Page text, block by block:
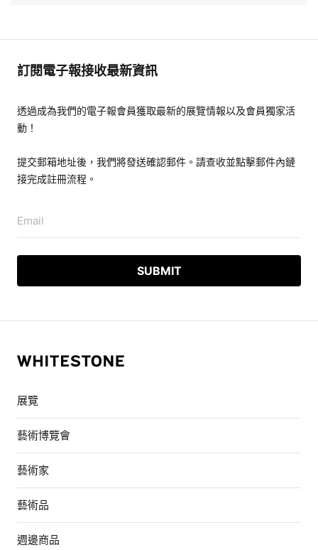
訂閱電子報接收最新資訊
透過成為我們的電子報會員獲取最新的展覽情報以及會員獨家活
動！
提交郵箱地址後，我們將發送確認郵件。請查收並點擊郵件內鏈
接完成註冊流程。
Email
展覽
藝術博覽會
藝術家
藝術品
週邊商品